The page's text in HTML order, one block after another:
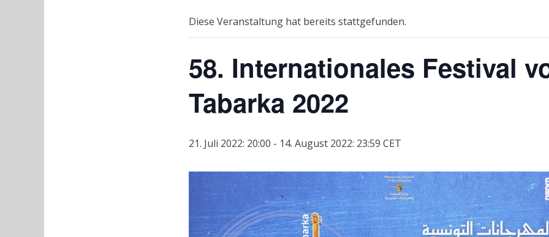
Diese Veranstaltung hat bereits stattgefunden.
58. Internationales Festival
Tabarka 2022
21. Juli 2022: 20:00 - 14. August 2022: 23:59 CET